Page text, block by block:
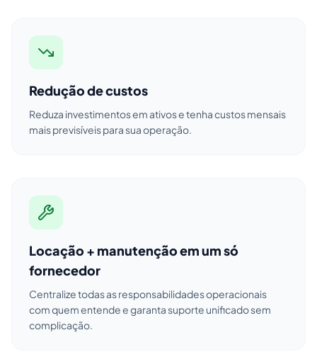
Redução de custos
Reduza investimentos em ativos e tenha custos mensais
mais previsíveis para sua operação.
Locação + manutenção em um só
fornecedor
Centralize todas as responsabilidades operacionais
com quem entende e garanta suporte unificado sem
complicação.